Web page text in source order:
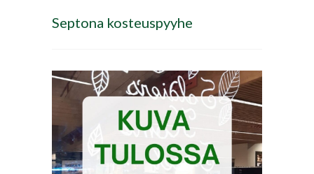
Septona kosteuspyyhe